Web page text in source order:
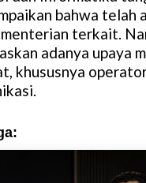
bahwa telah
terkait.
adanya upaya
khususnya